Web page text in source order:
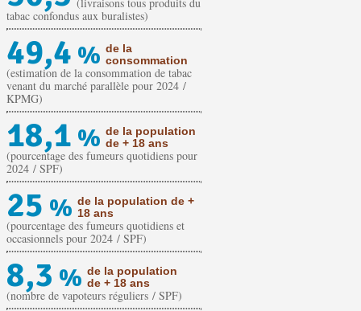
tabac confondus aux buralistes)
49,4 % de la
consommation
(estimation de la consommation de tabac
venant du marché parallèle pour 2024 /
KPMG)
18,1 % de la population
de + 18 ans
(pourcentage des fumeurs quotidiens pour
2024 / SPF)
25 % de la population de +
18 ans
(pourcentage des fumeurs quotidiens et
occasionnels pour 2024 / SPF)
8,3 % de la population
de + 18 ans
(nombre de vapoteurs réguliers / SPF)